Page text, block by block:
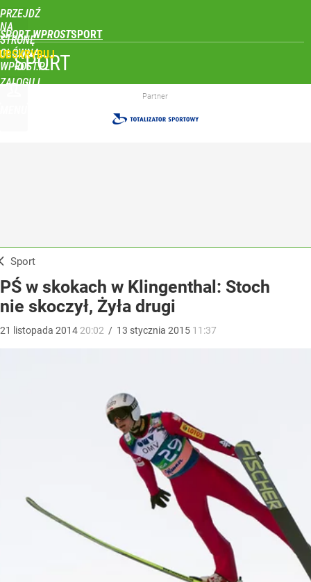
PRZEJDŹ
NA
STRONĘ
GŁÓWNĄ
WPROST.PL
SPORT WPROST
ZALOGUJ
SPORT
Partner
Sport
PŚ w skokach w Klingenthal: Stoch
nie skoczył, Żyła drugi
21 listopada 2014 20:02 / 13 stycznia 2015 11:37